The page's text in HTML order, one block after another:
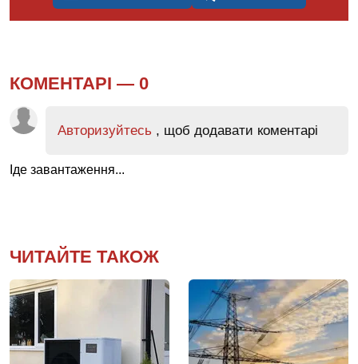
КОМЕНТАРІ — 0
Авторизуйтесь , щоб додавати коментарі
Іде завантаження...
ЧИТАЙТЕ ТАКОЖ